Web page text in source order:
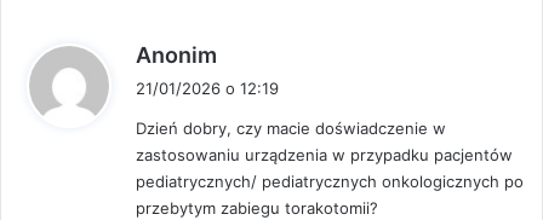
Anonim
z
e
:
21/01/2026 o 12:19
Dzień dobry, czy macie doświadczenie w
zastosowaniu urządzenia w przypadku pacjentów
pediatrycznych/ pediatrycznych onkologicznych po
przebytym zabiegu torakotomii?